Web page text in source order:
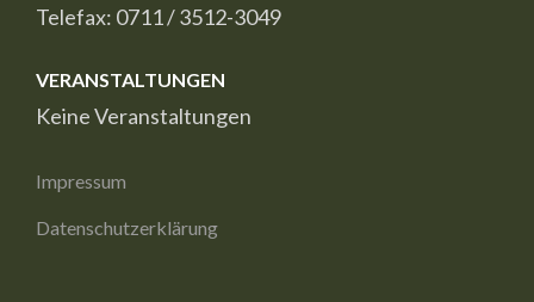
Telefax: 0711 / 3512-3049
VERANSTALTUNGEN
Keine Veranstaltungen
Impressum
Datenschutzerklärung